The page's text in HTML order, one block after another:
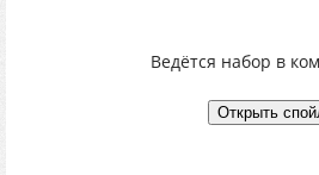
Ведётся набор в